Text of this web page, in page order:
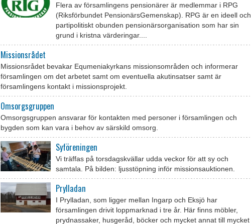
Flera av församlingens pensionärer är medlemmar i RPG
(Riksförbundet PensionärsGemenskap). RPG är en ideell och
partipolitiskt obunden pensionärsorganisation som har sin
grund i kristna värderingar....
Missionsrådet
Missionsrådet bevakar Equmeniakyrkans missionsområden och informerar
församlingen om det arbetet samt om eventuella akutinsatser samt är
församlingens kontakt i missionsprojekt.
Omsorgsgruppen
Omsorgsgruppen ansvarar för kontakten med personer i församlingen och
bygden som kan vara i behov av särskild omsorg.
Syföreningen
Vi träffas på torsdagskvällar udda veckor för att sy och
samtala. På bilden: ljusstöpning inför missionsauktionen.
Prylladan
I Prylladan, som ligger mellan Ingarp och Eksjö har
församlingen drivit loppmarknad i tre år. Här finns möbler,
prydnassaker, husgeråd, böcker och mycket annat till mycket